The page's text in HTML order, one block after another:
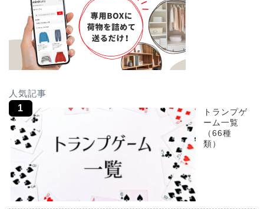
人気記事
トランプゲ
ーム一覧
（66種
類）